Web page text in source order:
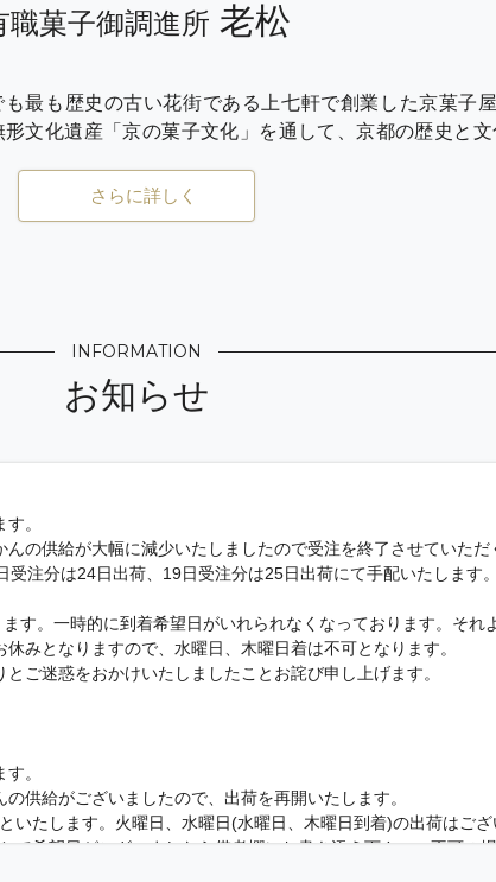
職菓子御調進所 老松
最も歴史の古い花街である上七軒で創業した京菓子
文化遺産「京の菓子文化」を通して、京都の歴史と文
さらに詳しく
INFORMATION
お知らせ
。
の供給が大幅に減少いたしましたので受注を終了させていただ
注分は24日出荷、19日受注分は25日出荷にて手配いたします
す。一時的に到着希望日がいれられなくなっております。それ
みとなりますので、水曜日、木曜日着は不可となります。
ご迷惑をおかけいたしましたことお詫び申し上げます。
。
供給がございましたので、出荷を再開いたします。
たします。火曜日、水曜日(水曜日、木曜日到着)の出荷はご
希望日がございましたら備考欄にお書き添え下さい。不可の